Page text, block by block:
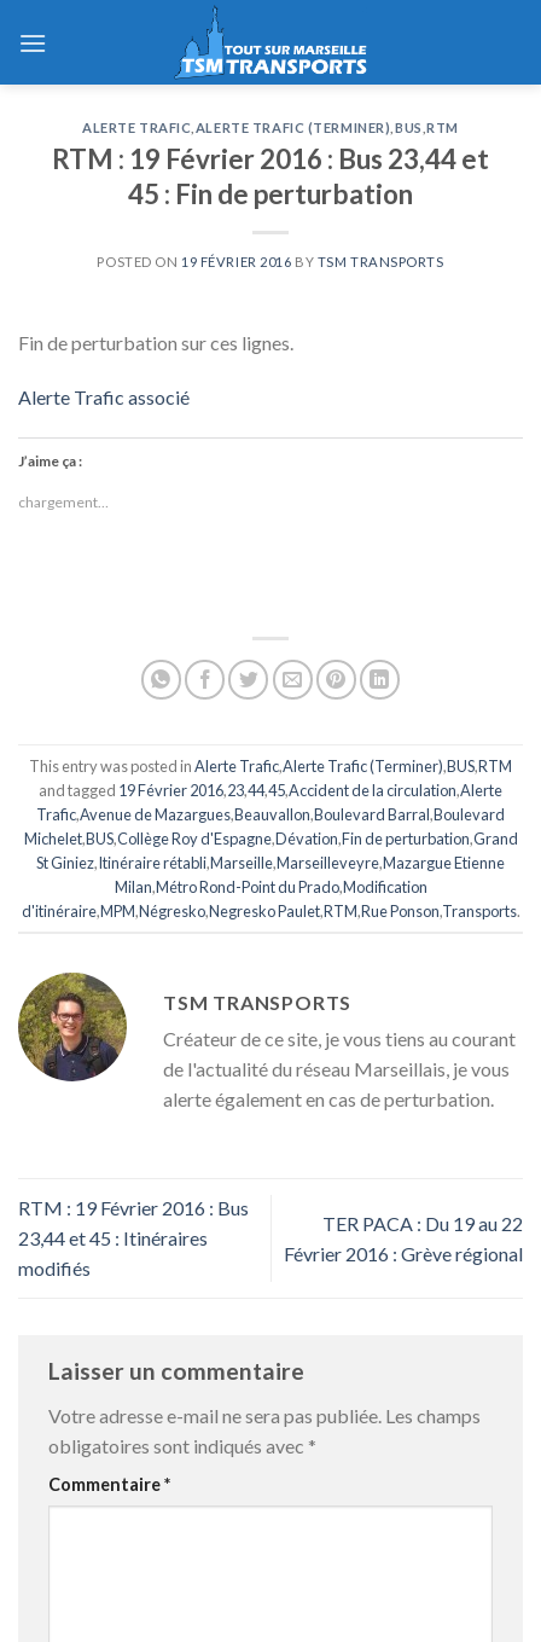
ALERTE TRAFIC ALERTE TRAFIC (TERMINER) BUS ,RTM
RTM : 19 Février 2016 : Bus 23,44 et
45 : Fin de perturbation
POSTED ON 19 FÉVRIER 2016 BY TSM TRANSPORTS
Fin de perturbation sur ces lignes.
Alerte Trafic associé
J’aime ça :
chargement…
This entry was posted inAlerte Trafic,Alerte Trafic (Terminer),BUS,RTM
and tagged 19 Février 2016,23,44,45,Accident de la circulation,Alerte
Trafic,Avenue de Mazargues,Beauvallon,Boulevard Barral,Boulevard
Michelet,BUS,Collège Roy d'Espagne,Dévation,Fin de perturbation,Grand
St Giniez,Itinéraire rétabli,Marseille,Marseilleveyre,Mazargue Etienne
Milan,Métro Rond-Point du Prado,Modification
d'itinéraire,MPM,Négresko,Negresko Paulet,RTM,Rue Ponson,Transports.
TSM TRANSPORTS
Créateur de ce site, je vous tiens au courant
de l'actualité du réseau Marseillais, je vous
alerte également en cas de perturbation.
RTM : 19 Février 2016 : Bus
23,44 et 45 : Itinéraires
modifiés
TER PACA : Du 19 au 22
Février 2016 : Grève régional
Laisser un commentaire
Votre adresse e-mail ne sera pas publiée. Les champs
obligatoires sont indiqués avec *
Commentaire*